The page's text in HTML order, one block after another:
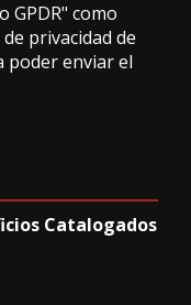
GPDR" como
privacidad de
poder enviar el
Catalogados